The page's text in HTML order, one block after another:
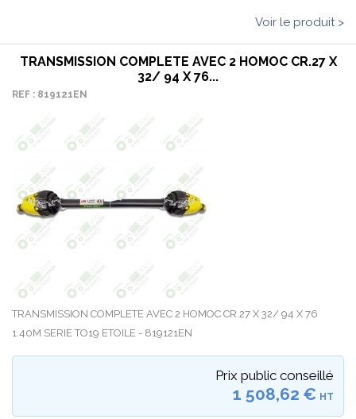
Voir le produit >
TRANSMISSION COMPLETE AVEC 2 HOMOC CR.27 X
32/ 94 X 76...
REF : 819121EN
TRANSMISSION COMPLETE AVEC 2 HOMOC CR.27 X 32/ 94 X 76
1.40M SERIE TO19 ETOILE - 819121EN
Prix public conseillé
1 508,62 € HT